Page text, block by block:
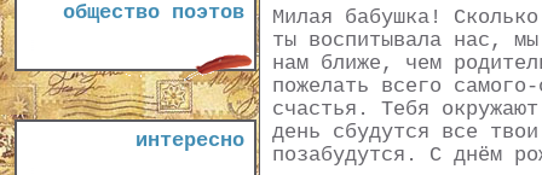
общество поэтов
интересно
Милая бабушка!
ты воспитывала нас,
нам ближе, чем
пожелать всего
счастья. Тебя
день сбудутся все
позабудутся. С днём